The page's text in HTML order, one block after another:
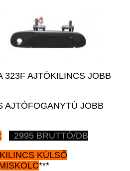
323F AJTÓKILINCS JOBB
AJTÓFOGANYTÚ JOBB
2995 BRUTTÓ/DB
KÜLSŐ
***